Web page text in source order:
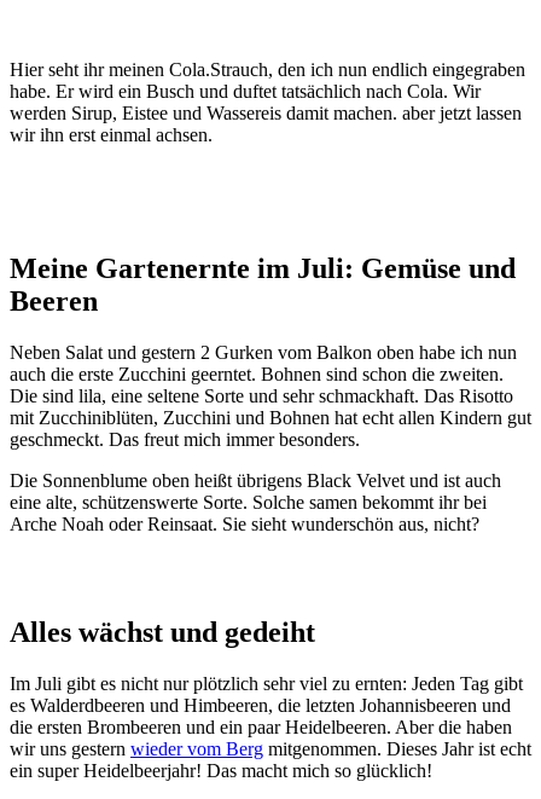
Hier seht ihr meinen Cola.Strauch, den ich nun endlich eingegraben
habe. Er wird ein Busch und duftet tatsächlich nach Cola. Wir
werden Sirup, Eistee und Wassereis damit machen. aber jetzt lassen
wir ihn erst einmal achsen.
Meine Gartenernte im Juli: Gemüse und
Beeren
Neben Salat und gestern 2 Gurken vom Balkon oben habe ich nun
auch die erste Zucchini geerntet. Bohnen sind schon die zweiten.
Die sind lila, eine seltene Sorte und sehr schmackhaft. Das Risotto
mit Zucchiniblüten, Zucchini und Bohnen hat echt allen Kindern gut
geschmeckt. Das freut mich immer besonders.
Die Sonnenblume oben heißt übrigens Black Velvet und ist auch
eine alte, schützenswerte Sorte. Solche samen bekommt ihr bei
Arche Noah oder Reinsaat. Sie sieht wunderschön aus, nicht?
Alles wächst und gedeiht
Im Juli gibt es nicht nur plötzlich sehr viel zu ernten: Jeden Tag gibt
es Walderdbeeren und Himbeeren, die letzten Johannisbeeren und
die ersten Brombeeren und ein paar Heidelbeeren. Aber die haben
wir uns gestern wieder vom Berg mitgenommen. Dieses Jahr ist echt
ein super Heidelbeerjahr! Das macht mich so glücklich!